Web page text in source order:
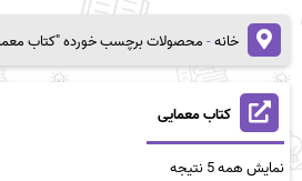
خانه-محصولات برچسب خورده "کتاب
کتاب معمایی
نمایش همه 5 نتیجه
مرتب‌سازی